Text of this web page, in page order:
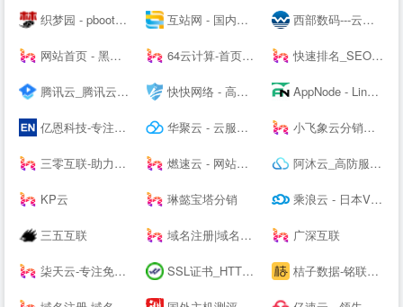
织梦园 - pbootcms模板_云优模板_Wordpress主题模板_网站模板下载站 互站网 - 国内知名的网站交易、源码交易、域名交易服务中心 西部数码---云服务器-虚拟主机-域名注册,20年知名云服务商！
网站首页 - 黑白云-用心服务 64云计算-首页演示 快速排名_SEO关键词优化_SEO网站优化平台「推否SEO」
腾讯云_腾讯云腾讯课堂-- 快快网络 - 高防服务器租用,DDOS高防清洗,高防BGP服务器 AppNode - Linux服务器集群管理面板
亿恩科技-专注服务器托管22年 华聚云 - 云服务器租用提供商 小飞象云分销系统
三零互联-助力上云 燃速云 - 网站首页 阿沐云_高防服务器_香港服务器_高性价比云计算产品
KP云 琳懿宝塔分销 乘浪云 - 日本VPS_美国VPS_香港云主机_美国服务器_Linode日本东京
三五互联 域名注册|域名查询|域名申请|虚拟主机|企业邮箱|网站建设|云主机|网站安全证书|CA证书|尽在阳光互联 广深互联
柒天云-专注免备案云主机vps服务器|美国高防香港vps|高防cdn|高防主机空间|就上柒天云 SSL证书_HTTPS加密_国密SSL数字证书 - 沃通CA【--】 桔子数据-铭联科技-企业级云服务器、虚拟主机、服务器租用托管服务提供商-桔子数据